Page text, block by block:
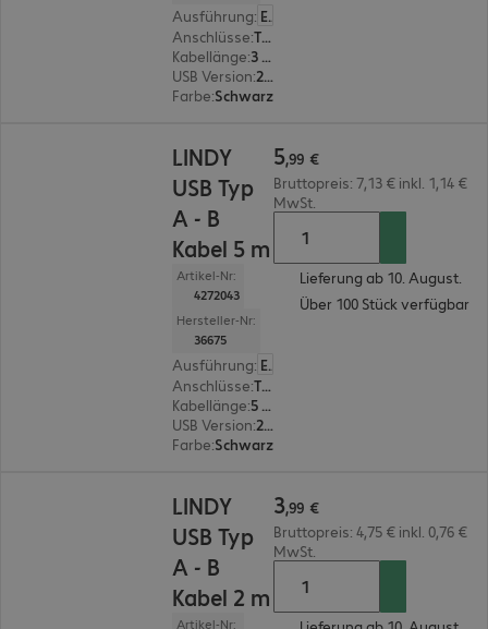
Ausführung:
Europäisch
Anschlüsse: Typ A Stecker | Typ A Buchse
Kabellänge:
3 m
USB Version: 2.0
Farbe:Schwarz
LINDY
USB Typ
A - B
Kabel 5 m
Artikel-Nr:
4272043
Hersteller-Nr:
36675
Ausführung:
Europäisch
Anschlüsse: Typ A | Typ B
Kabellänge:
5 m
USB Version: 2.0
Farbe:Schwarz
5,99 €
Bruttopreis: 7,13 € inkl. 1,14 €
MwSt.
Lieferung ab 10. August.
Über 100 Stück verfügbar
LINDY
USB Typ
A - B
Kabel 2 m
Artikel-Nr:
3,99 €
Bruttopreis: 4,75 € inkl. 0,76 €
MwSt.